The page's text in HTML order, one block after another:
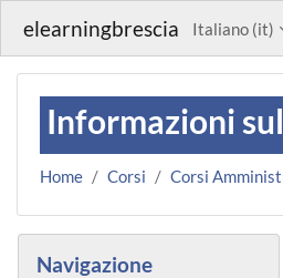
elearningbrescia Italiano ‎(it)‎
Informazioni
Home Corsi Corsi
Blocchi
Navigazione